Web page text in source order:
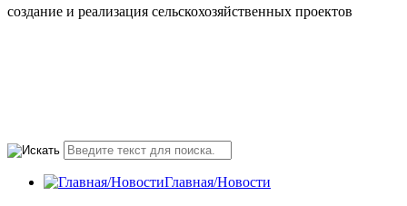
создание и реализация сельскохозяйственных проектов
Главная/Новости